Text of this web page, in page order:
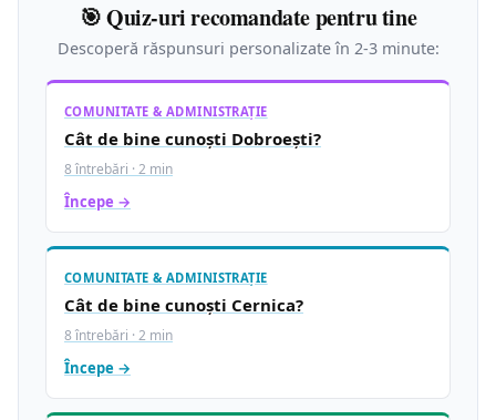
🎯 Quiz-uri recomandate pentru tine
Descoperă răspunsuri personalizate în 2-3 minute:
COMUNITATE & ADMINISTRAȚIE
Cât de bine cunoști Dobroești?
8 întrebări · 2 min
Începe →
COMUNITATE & ADMINISTRAȚIE
Cât de bine cunoști Cernica?
8 întrebări · 2 min
Începe →